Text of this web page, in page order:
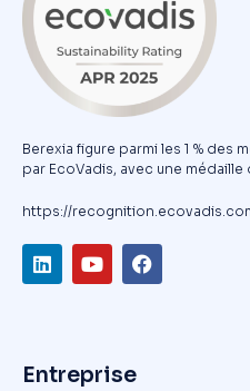
Berexia figure parmi les 1 % des
par EcoVadis, avec une médaille
https://
Entreprise